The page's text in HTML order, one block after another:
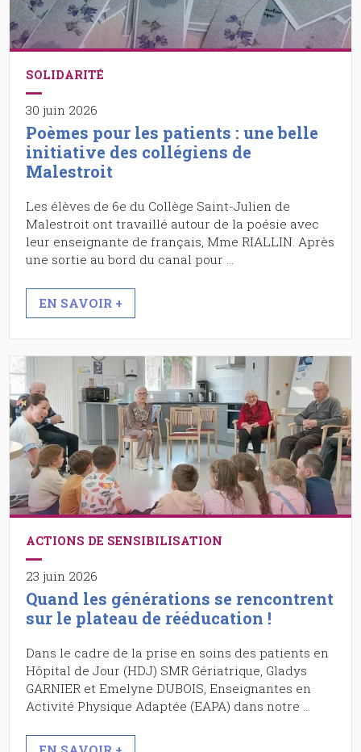
SOLIDARITÉ
30 juin 2026
Poèmes pour les patients : une belle
initiative des collégiens de
Malestroit
Les élèves de 6e du Collège Saint-Julien de
Malestroit ont travaillé autour de la poésie avec
leur enseignante de français, Mme RIALLIN. Après
une sortie au bord du canal pour …
EN SAVOIR +
ACTIONS DE SENSIBILISATION
23 juin 2026
Quand les générations se rencontrent
sur le plateau de rééducation !
Dans le cadre de la prise en soins des patients en
Hôpital de Jour (HDJ) SMR Gériatrique, Gladys
GARNIER et Emelyne DUBOIS, Enseignantes en
Activité Physique Adaptée (EAPA) dans notre …